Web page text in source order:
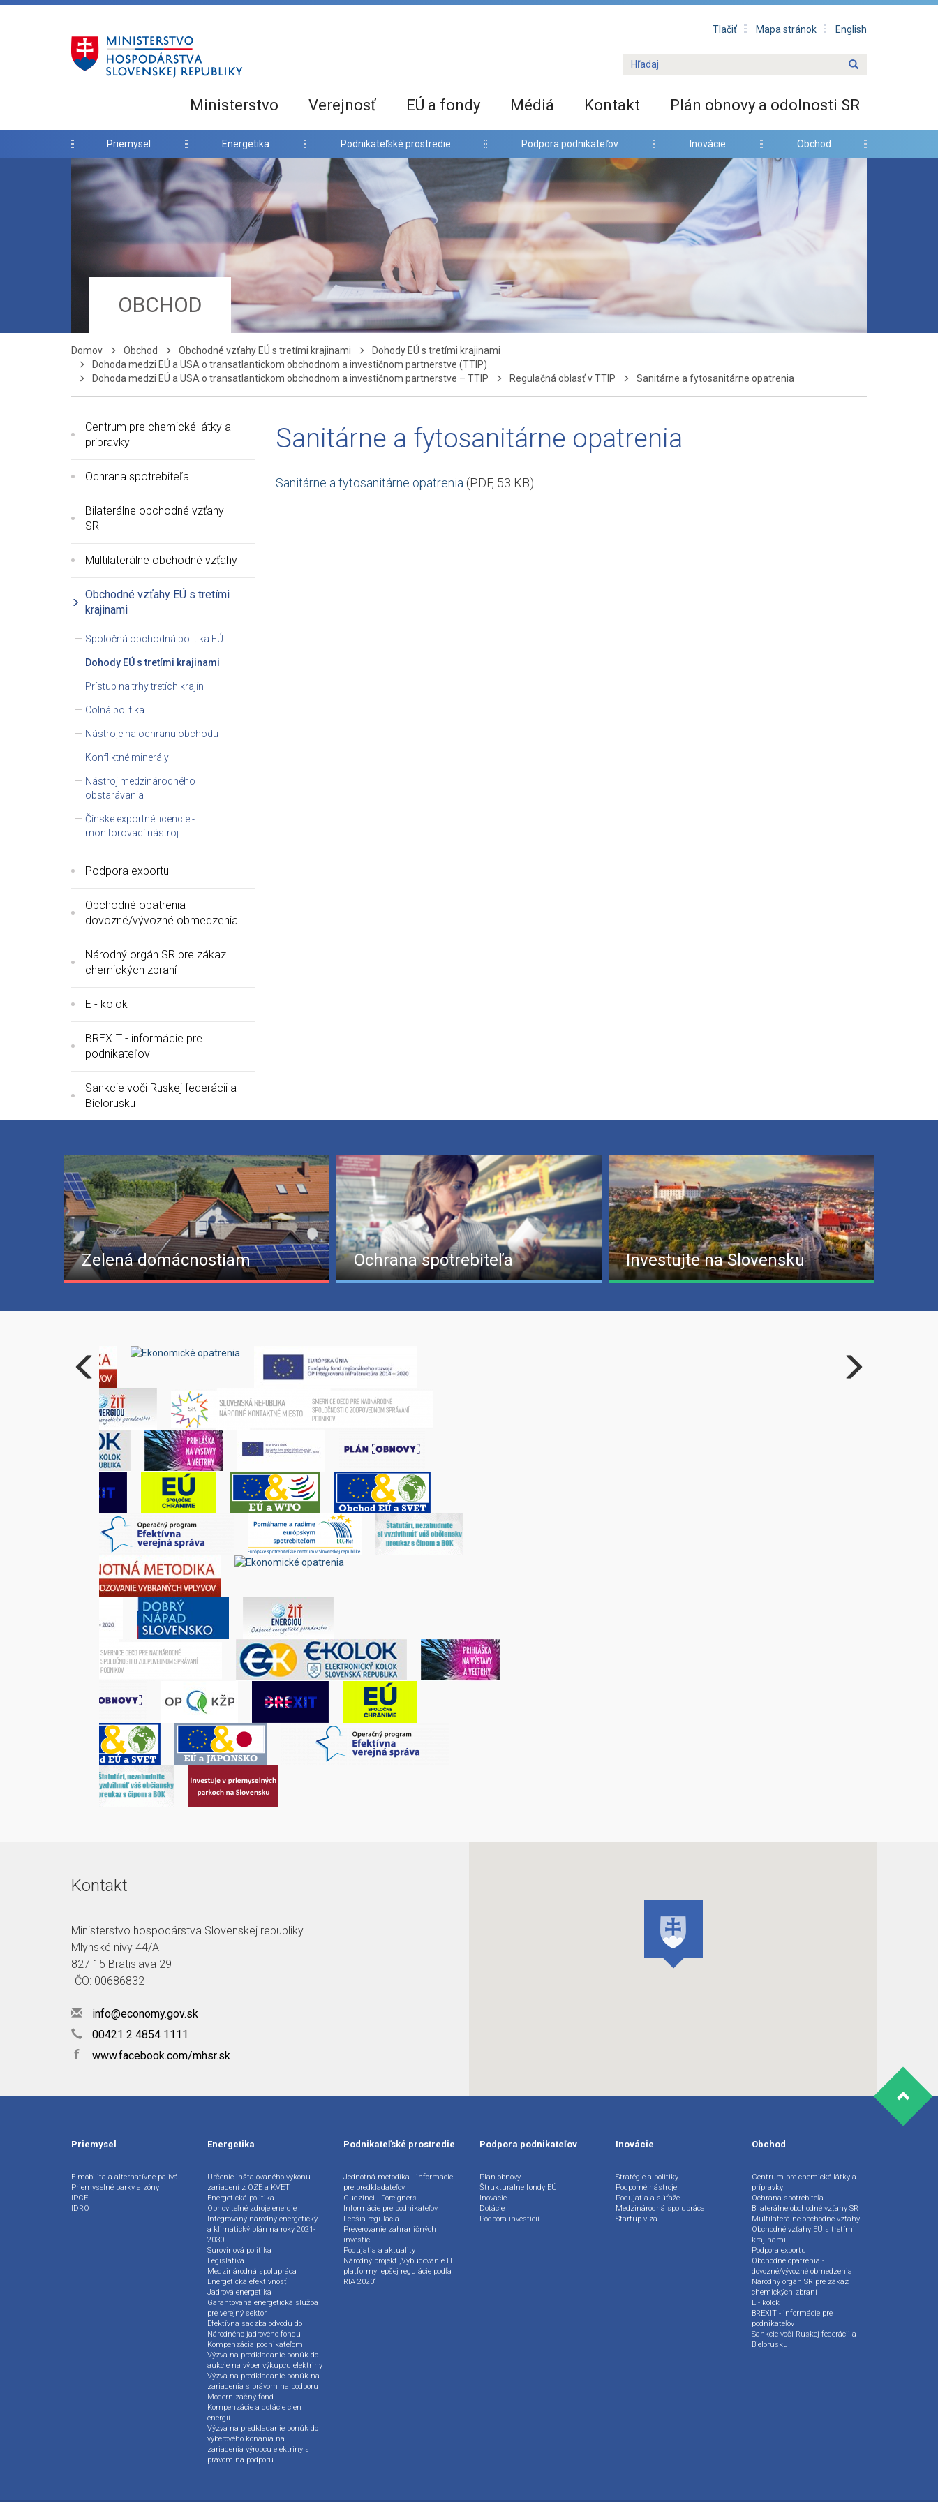
Tlačiť Mapa stránok English
Ministerstvo Verejnosť EÚ a fondy Médiá Kontakt Plán obnovy a odolnosti SR
Priemysel Energetika Podnikateľské prostredie Podpora podnikateľov Inovácie Obchod
OBCHOD
Domov Obchod Obchodné vzťahy EÚ s tretími krajinami
Dohody EÚ s tretími krajinami
Dohoda medzi EÚ a USA o transatlantickom obchodnom a investičnom partnerstve (TTIP)
Dohoda medzi EÚ a USA o transatlantickom obchodnom a investičnom partnerstve – TTIP
Regulačná oblasť v TTIP Sanitárne a fytosanitárne opatrenia
Centrum pre chemické látky a
prípravky
Ochrana spotrebiteľa
Bilaterálne obchodné vzťahy
SR
Multilaterálne obchodné vzťahy
Obchodné vzťahy EÚ s tretími
krajinami
Spoločná obchodná politika EÚ
Dohody EÚ s tretími krajinami
Prístup na trhy tretích krajín
Colná politika
Nástroje na ochranu obchodu
Konfliktné minerály
Nástroj medzinárodného
obstarávania
Čínske exportné licencie -
monitorovací nástroj
Podpora exportu
Obchodné opatrenia -
dovozné/vývozné obmedzenia
Národný orgán SR pre zákaz
chemických zbraní
E - kolok
BREXIT - informácie pre
podnikateľov
Sankcie voči Ruskej federácii a
Bielorusku
Sanitárne a fytosanitárne opatrenia
Sanitárne a fytosanitárne opatrenia(PDF, 53 KB)
Zelená domácnostiam Ochrana spotrebiteľa Investujte na Slovensku
Kontakt
Ministerstvo hospodárstva Slovenskej republiky
Mlynské nivy 44/A
827 15 Bratislava 29
IČO: 00686832
info@economy.gov.sk
00421 2 4854 1111
f www.facebook.com/mhsr.sk
Priemysel
E-mobilita a alternatívne palivá
Priemyselné parky a zóny
IPCEI
IDRO
Energetika
Určenie inštalovaného výkonu
zariadení z OZE a KVET
Energetická politika
Obnoviteľné zdroje energie
Integrovaný národný energetický
a klimatický plán na roky 2021-
2030
Surovinová politika
Legislatíva
Medzinárodná spolupráca
Energetická efektívnosť
Jadrová energetika
Garantovaná energetická služba
pre verejný sektor
Efektívna sadzba odvodu do
Národného jadrového fondu
Kompenzácia podnikateľom
Výzva na predkladanie ponúk do
aukcie na výber výkupcu elektriny
Výzva na predkladanie ponúk na
zariadenia s právom na podporu
Modernizačný fond
Kompenzácie a dotácie cien
energií
Výzva na predkladanie ponúk do
výberového konania na
zariadenia výrobcu elektriny s
právom na podporu
Podnikateľské prostredie
Jednotná metodika - informácie
pre predkladateľov
Cudzinci - Foreigners
Informácie pre podnikateľov
Lepšia regulácia
Preverovanie zahraničných
investícií
Podujatia a aktuality
Národný projekt „Vybudovanie IT
platformy lepšej regulácie podľa
RIA 2020“
Podpora podnikateľov
Plán obnovy
Štrukturálne fondy EÚ
Inovácie
Dotácie
Podpora investícií
Inovácie
Stratégie a politiky
Podporné nástroje
Podujatia a súťaže
Medzinárodná spolupráca
Startup víza
Obchod
Centrum pre chemické látky a
prípravky
Ochrana spotrebiteľa
Bilaterálne obchodné vzťahy SR
Multilaterálne obchodné vzťahy
Obchodné vzťahy EÚ s tretími
krajinami
Podpora exportu
Obchodné opatrenia -
dovozné/vývozné obmedzenia
Národný orgán SR pre zákaz
chemických zbraní
E - kolok
BREXIT - informácie pre
podnikateľov
Sankcie voči Ruskej federácii a
Bielorusku